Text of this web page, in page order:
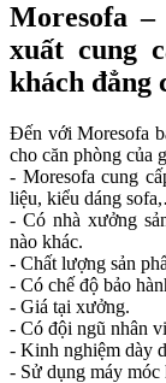
Moresofa
xuất cung
khách đẳng
Đến với Moresofa
cho căn phòng của
- Moresofa cung
liệu, kiểu dáng
- Có nhà xưởng
nào khác.
- Chất lượng sản
- Có chế độ bảo
- Giá tại xưởng.
- Có đội ngũ nhân
- Kinh nghiệm dày
- Sử dụng máy móc